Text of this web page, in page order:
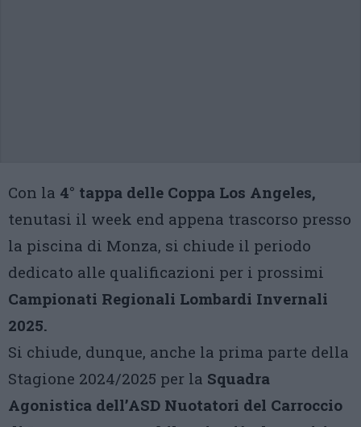
Con la 4° tappa delle Coppa Los Angeles,
tenutasi il week end appena trascorso presso
la piscina di Monza, si chiude il periodo
dedicato alle qualificazioni per i prossimi
Campionati Regionali Lombardi Invernali
2025.
Si chiude, dunque, anche la prima parte della
Stagione 2024/2025 per la Squadra
Agonistica dell’ASD Nuotatori del Carroccio